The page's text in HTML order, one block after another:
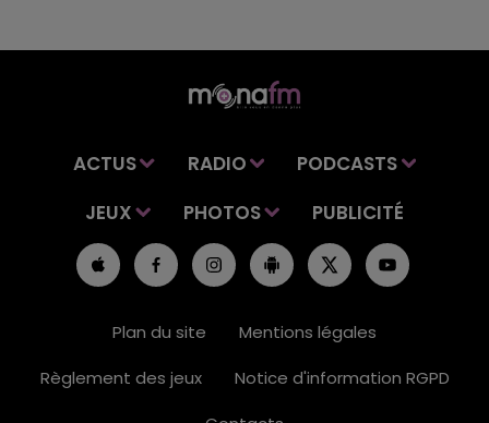
ACTUS RADIO
PODCASTS
JEUX
PHOTOS PUBLICITÉ
Plan du site
Mentions légales
Règlement des jeux
Notice d'information RGPD